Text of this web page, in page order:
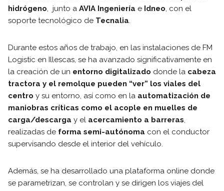
hidrógeno, junto a AVIA Ingeniería e Idneo, con el
soporte tecnológico de Tecnalia.
Durante estos años de trabajo, en las instalaciones de FM
Logistic en Illescas, se ha avanzado significativamente en
la creación de un entorno digitalizado donde la cabeza
tractora y el remolque pueden “ver” los viales del
centro y su entorno, así como en la automatización de
maniobras críticas como el acople en muelles de
carga/descarga y el acercamiento a barreras,
realizadas de forma semi-autónoma con el conductor
supervisando desde el interior del vehículo.
Además, se ha desarrollado una plataforma online donde
se parametrizan, se controlan y se dirigen los viajes del